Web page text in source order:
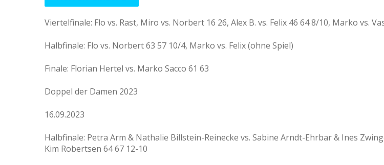
Viertelfinale: Flo vs. Rast, Miro vs. Norbert 16 26, Alex B. vs. Felix 46 64 8/10, Marko vs.
Halbfinale: Flo vs. Norbert 63 57 10/4, Marko vs. Felix (ohne Spiel)
Finale: Florian Hertel vs. Marko Sacco 61 63
Doppel der Damen 2023
16.09.2023
Halbfinale: Petra Arm & Nathalie Billstein-Reinecke vs. Sabine Arndt-Ehrbar & Ines
Kim Robertsen 64 67 12-10